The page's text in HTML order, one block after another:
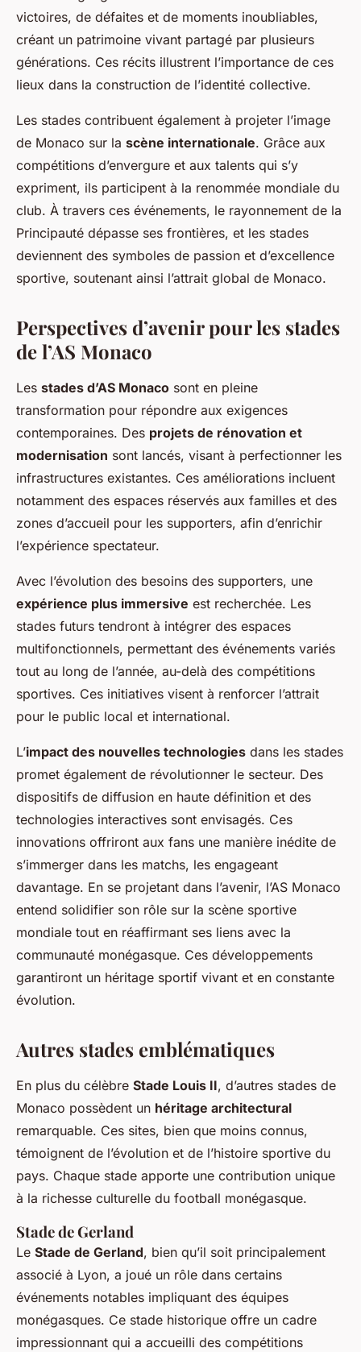
victoires, de défaites et de moments inoubliables,
créant un patrimoine vivant partagé par plusieurs
générations. Ces récits illustrent l’importance de ces
lieux dans la construction de l’identité collective.
Les stades contribuent également à projeter l’image
de Monaco sur la scène internationale. Grâce aux
compétitions d’envergure et aux talents qui s’y
expriment, ils participent à la renommée mondiale du
club. À travers ces événements, le rayonnement de la
Principauté dépasse ses frontières, et les stades
deviennent des symboles de passion et d’excellence
sportive, soutenant ainsi l’attrait global de Monaco.
Perspectives d’avenir pour les stades
de l’AS Monaco
Les stades d’AS Monaco sont en pleine
transformation pour répondre aux exigences
contemporaines. Des projets de rénovation et
modernisation sont lancés, visant à perfectionner les
infrastructures existantes. Ces améliorations incluent
notamment des espaces réservés aux familles et des
zones d’accueil pour les supporters, afin d’enrichir
l’expérience spectateur.
Avec l’évolution des besoins des supporters, une
expérience plus immersive est recherchée. Les
stades futurs tendront à intégrer des espaces
multifonctionnels, permettant des événements variés
tout au long de l’année, au-delà des compétitions
sportives. Ces initiatives visent à renforcer l’attrait
pour le public local et international.
L’impact des nouvelles technologies dans les stades
promet également de révolutionner le secteur. Des
dispositifs de diffusion en haute définition et des
technologies interactives sont envisagés. Ces
innovations offriront aux fans une manière inédite de
s’immerger dans les matchs, les engageant
davantage. En se projetant dans l’avenir, l’AS Monaco
entend solidifier son rôle sur la scène sportive
mondiale tout en réaffirmant ses liens avec la
communauté monégasque. Ces développements
garantiront un héritage sportif vivant et en constante
évolution.
Autres stades emblématiques
En plus du célèbre Stade Louis II, d’autres stades de
Monaco possèdent un héritage architectural
remarquable. Ces sites, bien que moins connus,
témoignent de l’évolution et de l’histoire sportive du
pays. Chaque stade apporte une contribution unique
à la richesse culturelle du football monégasque.
Stade de Gerland
Le Stade de Gerland, bien qu’il soit principalement
associé à Lyon, a joué un rôle dans certains
événements notables impliquant des équipes
monégasques. Ce stade historique offre un cadre
impressionnant qui a accueilli des compétitions